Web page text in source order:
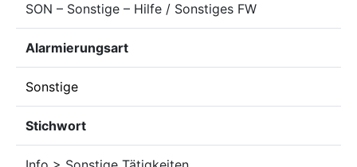
SON – Sonstige – Hilfe / Sonstiges FW
Alarmierungsart
Sonstige
Stichwort